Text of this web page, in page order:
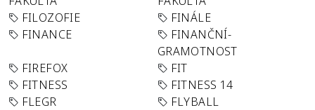
FILOZOFIE
FINÁLE
FINANCE
FINANČNÍ-
GRAMOTNOST
FIREFOX
FIT
FITNESS
FITNESS 14
FLEGR
FLYBALL